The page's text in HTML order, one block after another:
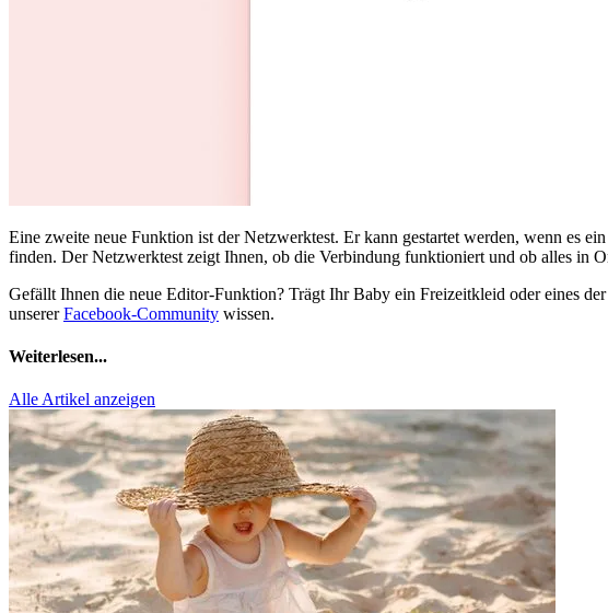
Eine zweite neue Funktion ist der Netzwerktest. Er kann gestartet werden, wenn es
finden. Der Netzwerktest zeigt Ihnen, ob die Verbindung funktioniert und ob alles in
Gefällt Ihnen die neue Editor-Funktion? Trägt Ihr Baby ein Freizeitkleid oder eines
unsererFacebook-Community wissen.
Weiterlesen...
Alle Artikel anzeigen